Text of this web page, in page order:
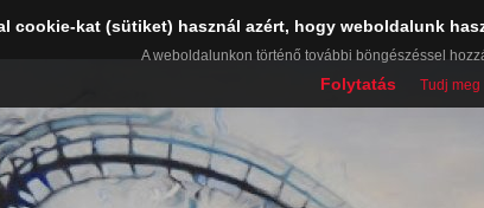
cookie-kat (sütiket) használ azért, hogy weboldalunk
A weboldalunkon történő további böngészéssel
Folytatás Tudj meg